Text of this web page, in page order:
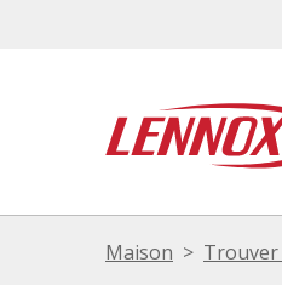
Maison